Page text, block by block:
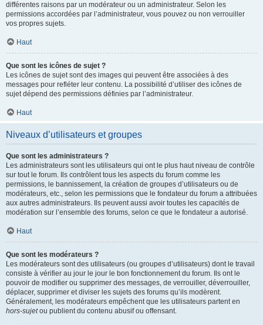
différentes raisons par un modérateur ou un administrateur. Selon les
permissions accordées par l’administrateur, vous pouvez ou non verrouiller
vos propres sujets.
Haut
Que sont les icônes de sujet ?
Les icônes de sujet sont des images qui peuvent être associées à des
messages pour refléter leur contenu. La possibilité d’utiliser des icônes de
sujet dépend des permissions définies par l’administrateur.
Haut
Niveaux d’utilisateurs et groupes
Que sont les administrateurs ?
Les administrateurs sont les utilisateurs qui ont le plus haut niveau de contrôle
sur tout le forum. Ils contrôlent tous les aspects du forum comme les
permissions, le bannissement, la création de groupes d’utilisateurs ou de
modérateurs, etc., selon les permissions que le fondateur du forum a attribuées
aux autres administrateurs. Ils peuvent aussi avoir toutes les capacités de
modération sur l’ensemble des forums, selon ce que le fondateur a autorisé.
Haut
Que sont les modérateurs ?
Les modérateurs sont des utilisateurs (ou groupes d’utilisateurs) dont le travail
consiste à vérifier au jour le jour le bon fonctionnement du forum. Ils ont le
pouvoir de modifier ou supprimer des messages, de verrouiller, déverrouiller,
déplacer, supprimer et diviser les sujets des forums qu’ils modèrent.
Généralement, les modérateurs empêchent que les utilisateurs partent en
hors-sujetou publient du contenu abusif ou offensant.